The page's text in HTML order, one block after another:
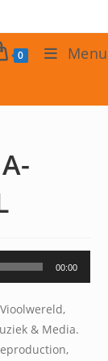
0 Menu
00:00
& Media.